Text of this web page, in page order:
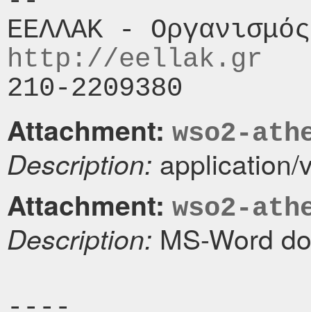
http://eellak.gr
Attachment: wso2-
Description: application/
Attachment: wso2-
Description: MS-Word